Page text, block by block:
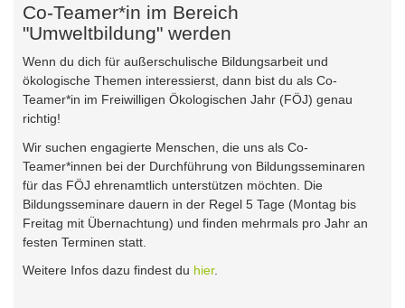
Co-Teamer*in im Bereich
"Umweltbildung" werden
Wenn du dich für außerschulische Bildungsarbeit und
ökologische Themen interessierst, dann bist du als Co-
Teamer*in im Freiwilligen Ökologischen Jahr (FÖJ) genau
richtig!
Wir suchen engagierte Menschen, die uns als Co-
Teamer*innen bei der Durchführung von Bildungsseminaren
für das FÖJ ehrenamtlich unterstützen möchten. Die
Bildungsseminare dauern in der Regel 5 Tage (Montag bis
Freitag mit Übernachtung) und finden mehrmals pro Jahr an
festen Terminen statt.
Weitere Infos dazu findest du hier.